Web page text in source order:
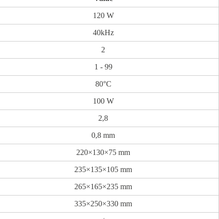
120 W
40kHz
2
1 - 99
80°C
100 W
2,8
0,8 mm
220×130×75 mm
235×135×105 mm
265×165×235 mm
335×250×330 mm